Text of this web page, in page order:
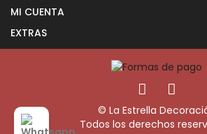
MI CUENTA
EXTRAS
© La Estrella
Todos los derechos